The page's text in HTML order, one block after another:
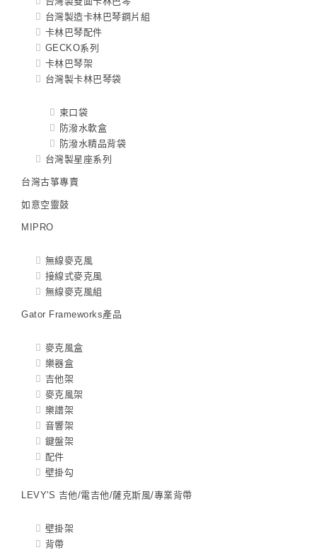
台灣製造卡林巴琴鋼片組
卡林巴琴配件
GECKO系列
卡林巴琴架
台灣製卡林巴琴袋
束口袋
防潑水軟盒
防潑水精品背袋
台灣製星座系列
台灣古箏專賣
如意空靈鼓
MIPRO
無線麥克風
接線式麥克風
無線麥克風組
Gator Frameworks產品
麥克風盒
樂器盒
吉他架
麥克風架
樂譜架
音響架
鍵盤架
配件
壁掛勾
LEVY'S 吉他/電吉他/薩克斯風/專業背帶
壁掛架
背帶